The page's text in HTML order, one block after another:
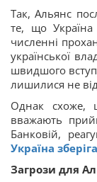
Так, Альянс
те, що
численні
української
швидшого
лишилися не
Однак схоже,
вважають
Банковій,
Україна
Загрози для